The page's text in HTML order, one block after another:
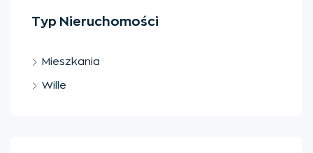
Typ Nieruchomości
Mieszkania
Wille